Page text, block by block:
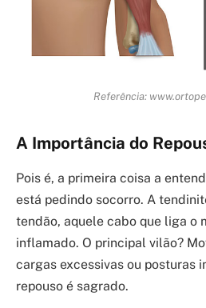
Referência:
A Importância do
Pois é, a primeira coisa a
está pedindo socorro. A
tendão, aquele cabo que liga o
inflamado. O principal vilão?
cargas excessivas ou posturas
repouso é sagrado.